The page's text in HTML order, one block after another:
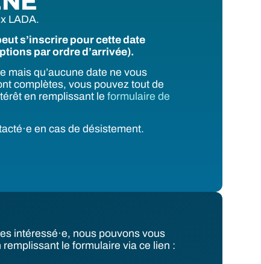
LADA.
s’inscrire pour cette date
par ordre d’arrivée).
mais qu’aucune date ne vous
complètes, vous pouvez tout de
en remplissant le formulaire de
en cas de désistement.
intéressé·e, nous pouvons vous
le formulaire via ce lien :